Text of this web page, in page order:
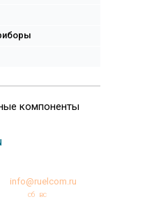
компоненты
info@ruelcom.ru
сб вс